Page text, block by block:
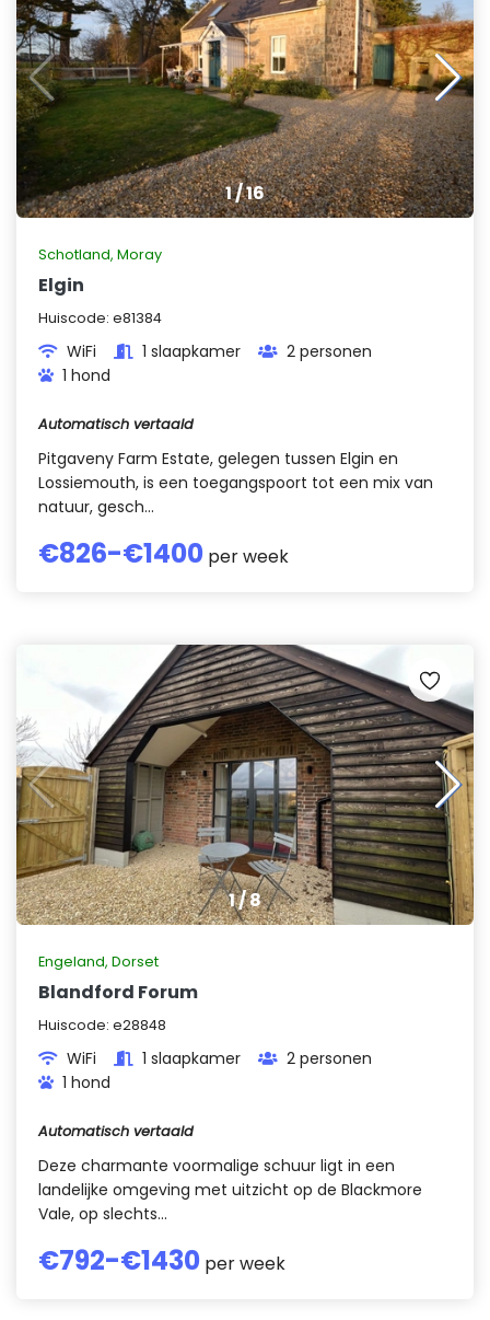
1/16
Schotland, Moray
Elgin
Huiscode: e81384
WiFi 1 slaapkamer
2 personen
1 hond
Automatisch vertaald
Pitgaveny Farm Estate, gelegen tussen Elgin en
Lossiemouth, is een toegangspoort tot een mix van
natuur, gesch...
€826-€1400 per week
1/8
Engeland, Dorset
Blandford Forum
Huiscode: e28848
WiFi 1 slaapkamer
2 personen
1 hond
Automatisch vertaald
Deze charmante voormalige schuur ligt in een
landelijke omgeving met uitzicht op de Blackmore
Vale, op slechts...
€792-€1430 per week